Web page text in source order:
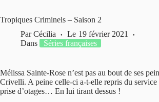
Tropiques Criminels – Saison 2
Par Cécilia Le 19 février 2021
Dans
Séries françaises
Mélissa Sainte-Rose n’est pas au bout de ses
Crivelli. A peine celle-ci a-t-elle repris du service
prise d’otages… En lui tirant dessus !